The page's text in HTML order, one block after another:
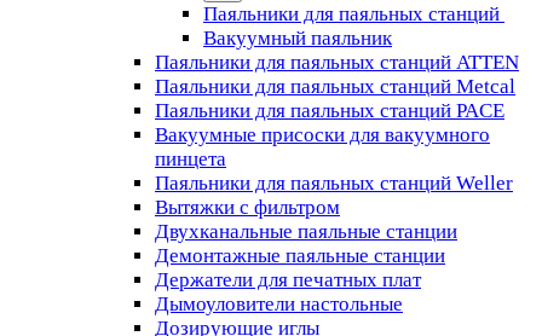
Паяльники для паяльных станций
Вакуумный паяльник
Паяльники для паяльных станций ATTEN
Паяльники для паяльных станций Metcal
Паяльники для паяльных станций PACE
Вакуумные присоски для вакуумного
пинцета
Паяльники для паяльных станций Weller
Вытяжки с фильтром
Двухканальные паяльные станции
Демонтажные паяльные станции
Держатели для печатных плат
Дымоуловители настольные
Дозирующие иглы